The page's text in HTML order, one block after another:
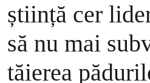
știință cer
să nu mai
tăierea